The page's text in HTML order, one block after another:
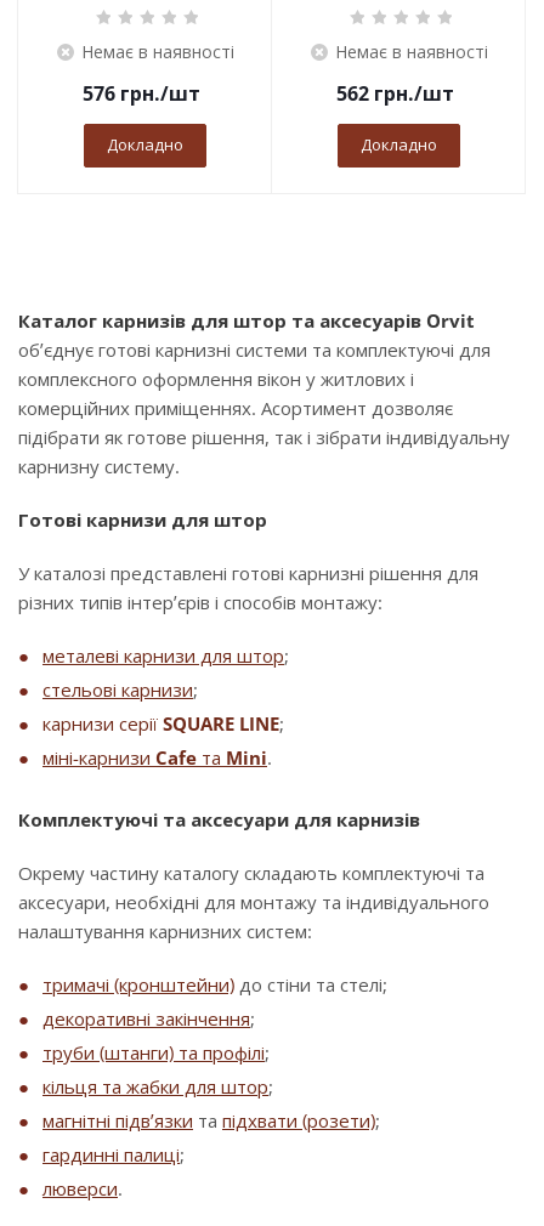
Немає в наявності
576грн./шт
Докладно
Немає в наявності
562грн./шт
Докладно
Каталог карнизів для штор та аксесуарів Orvit
об’єднує готові карнизні системи та комплектуючі для
комплексного оформлення вікон у житлових і
комерційних приміщеннях. Асортимент дозволяє
підібрати як готове рішення, так і зібрати індивідуальну
карнизну систему.
Готові карнизи для штор
У каталозі представлені готові карнизні рішення для
різних типів інтер’єрів і способів монтажу:
металеві карнизи для штор;
стельові карнизи;
карнизи серії SQUARE LINE;
міні-карнизи Cafe та Mini.
Комплектуючі та аксесуари для карнизів
Окрему частину каталогу складають комплектуючі та
аксесуари, необхідні для монтажу та індивідуального
налаштування карнизних систем:
тримачі (кронштейни) до стіни та стелі;
декоративні закінчення;
труби (штанги) та профілі;
кільця та жабки для штор;
магнітні підв’язки та підхвати (розети);
гардинні палиці;
люверси.